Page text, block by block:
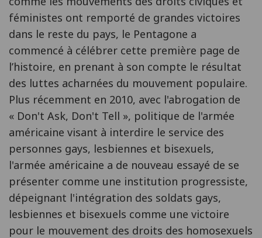
féministes ont remporté de grandes victoires
dans le reste du pays, le Pentagone a
commencé à célébrer cette première page de
l’histoire, en prenant à son compte le résultat
des luttes acharnées du mouvement populaire.
Plus récemment en 2010, avec l'abrogation de
« Don't Ask, Don't Tell », politique de l'armée
américaine visant à interdire le service des
personnes gays, lesbiennes et bisexuels,
l'armée américaine a de nouveau essayé de se
présenter comme une institution progressiste,
dépeignant l'intégration des soldats gays,
lesbiennes et bisexuels comme une victoire
pour le mouvement des droits des homosexuels